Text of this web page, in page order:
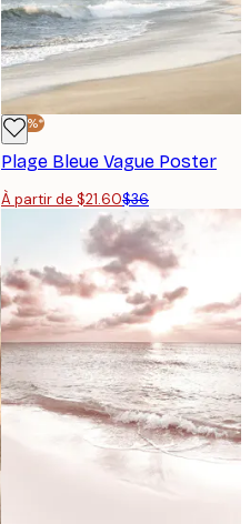
-40%*
Plage Bleue Vague Poster
À partir de $21.60$36